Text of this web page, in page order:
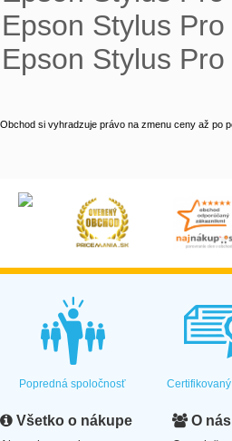
Epson Stylus
Epson Stylus
Obchod si vyhradzuje právo na zmenu ceny až po
Popredná spoločnosť
Všetko o nákupe O nás